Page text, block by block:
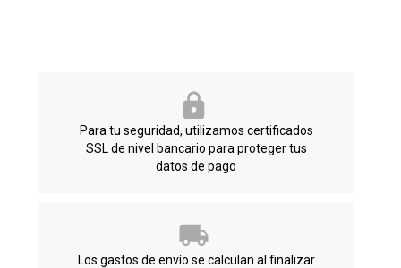
Para tu seguridad, utilizamos certificados
SSL de nivel bancario para proteger tus
datos de pago
Los gastos de envío se calculan al finalizar